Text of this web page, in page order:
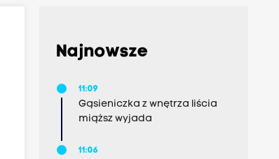
Najnowsze
11:09
Gąsieniczka z wnętrza liścia
miąższ wyjada
11:06